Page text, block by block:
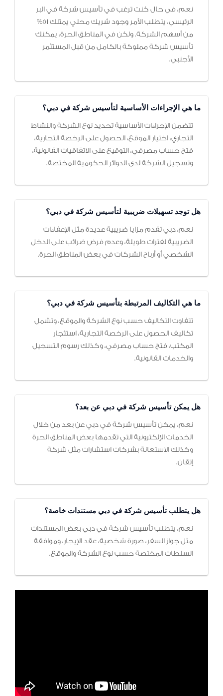
نعم، في حال كنت ترغب في تأسيس شركة في البر
الرئيسي، يتطلب الأمر وجود شريك محلي يمتلك 51%
من أسهم الشركة. ولكن في المناطق الحرة، يمكنك
تأسيس شركة مملوكة بالكامل من قبل المستثمر
الأجنبي.
ما هي الإجراءات الأساسية لتأسيس شركة في دبي؟
تتضمن الإجراءات الأساسية تحديد نوع الشركة والنشاط
التجاري، اختيار الموقع، الحصول على الرخصة التجارية،
فتح حساب مصرفي، التوقيع على الاتفاقيات القانونية،
وتسجيل الشركة لدى الدوائر الحكومية المختصة.
هل توجد تسهيلات ضريبية لتأسيس شركة في دبي؟
نعم، دبي تقدم مزايا ضريبية عديدة مثل الإعفاءات
الضريبية لفترات طويلة، وعدم فرض ضرائب على الدخل
الشخصي أو أرباح الشركات في بعض المناطق الحرة.
ما هي التكاليف المرتبطة بتأسيس شركة في دبي؟
تتفاوت التكاليف حسب نوع الشركة والموقع، وتشمل
تكاليف الحصول على الرخصة التجارية، استئجار
المكتب، فتح حساب مصرفي، وكذلك رسوم التسجيل
والخدمات القانونية.
هل يمكن تأسيس شركة في دبي عن بعد؟
نعم، يمكن تأسيس شركة في دبي عن بعد من خلال
الخدمات الإلكترونية التي تقدمها بعض المناطق الحرة
وكذلك الاستعانة بشركات استشارات مثل شركة
إتقان.
هل يتطلب تأسيس شركة في دبي مستندات خاصة؟
نعم، يتطلب تأسيس شركة في دبي بعض المستندات
مثل جواز السفر، صورة شخصية، عقد الإيجار، وموافقة
السلطات المختصة حسب نوع الشركة والموقع.